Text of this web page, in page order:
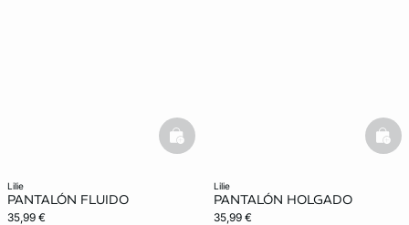
lilie
PANTALÓN FLUIDO
35,99 €
basketfull
lilie
PANTALÓN HOLGADO
35,99 €